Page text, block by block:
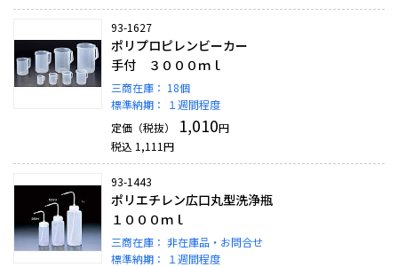
93-1627
ポリプロピレンビーカー
手付 ３０００ｍｌ
三商在庫： 18個
標準納期：
１週間程度
定価（税抜）
1,010円
税込 1,111円
93-1443
ポリエチレン広口丸型洗浄瓶
１０００ｍｌ
三商在庫： 非在庫品・お問合せ
標準納期：
１週間程度